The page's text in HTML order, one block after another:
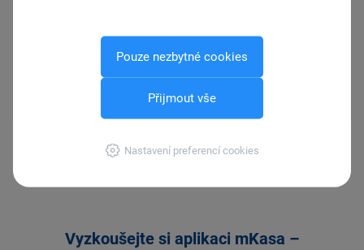
Pouze nezbytné cookies
Přijmout vše
Nastavení preferencí cookies
vytváří detailní přehled
rychlost aplikace
aplikace je zdarma k Pohodě a mPohodě
Vyzkoušejte si aplikaci mKasa –